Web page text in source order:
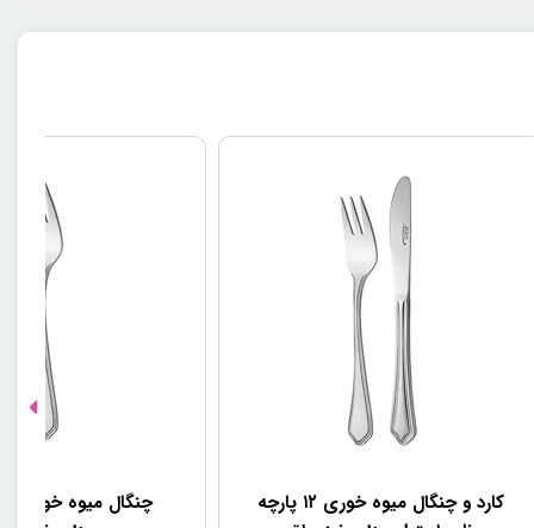
کارد و چنگال میوه خوری ۱۲ پارچه
چنگال میوه خوری